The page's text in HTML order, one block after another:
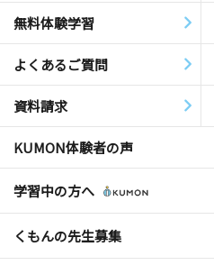
無料体験学習
よくあるご質問
資料請求
KUMON体験者の声
学習中の方へ
くもんの先生募集